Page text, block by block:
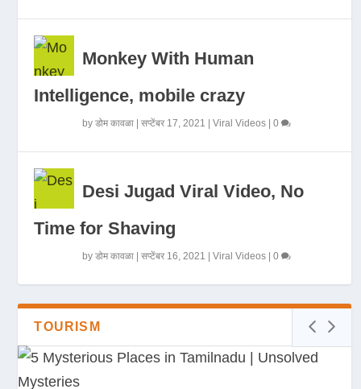
Monkey With Human
Intelligence, mobile crazy
byडोम कावळा |सप्टेंबर 17, 2021 |Viral Videos |0
Desi Jugad Viral Video, No
Time for Shaving
byडोम कावळा |सप्टेंबर 16, 2021 |Viral Videos |0
TOURISM